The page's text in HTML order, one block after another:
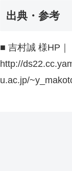
出典・参考
■ 吉村誠 様HP｜
http://
u.ac.jp/